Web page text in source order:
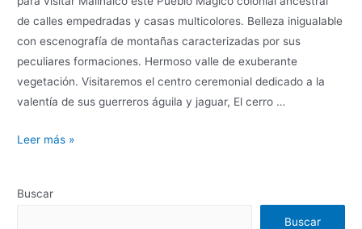
de calles empedradas y casas multicolores. Belleza inigualable
con escenografía de montañas caracterizadas por sus
peculiares formaciones. Hermoso valle de exuberante
vegetación. Visitaremos el centro ceremonial dedicado a la
valentía de sus guerreros águila y jaguar, El cerro …
Leer más »
Buscar
Buscar